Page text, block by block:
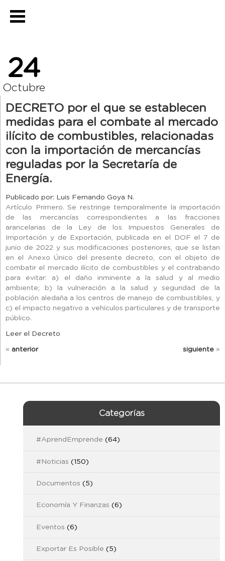
24
Octubre
DECRETO por el que se establecen
medidas para el combate al mercado
ilícito de combustibles, relacionadas
con la importación de mercancías
reguladas por la Secretaría de
Energía.
Publicado por: Luis Fernando Goya N.
Artículo Primero. Se restringe temporalmente la importación
de las mercancías correspondientes a las fracciones
arancelarias de la Ley de los Impuestos Generales de
Importación y de Exportación, publicada en el DOF el 7 de
junio de 2022 y sus modificaciones posteriores, que se listan
en el Anexo Único del presente decreto, con el objeto de
combatir el mercado ilícito de combustibles y el contrabando
para evitar: a) el daño inminente a la salud y al medio
ambiente; b) la vulneración a la salud y seguridad de la
población aledaña a los centros de manejo de combustibles, y
c) el impacto negativo a vehículos particulares y de transporte
público.
Leer el Decreto
« anterior siguiente »
Categorías
#AprendEmprende (64)
#Noticias (150)
Documentos (5)
Economía Y Finanzas (6)
Eventos (6)
Exportar Es Posible (5)